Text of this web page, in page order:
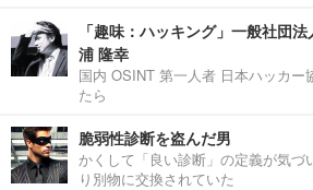
「趣味：ハッキング」一般社団
浦 隆幸
国内 OSINT 第一人者 日本ハッカー
たら
脆弱性診断を盗んだ男
かくして「良い診断」の定義が気づ
り別物に交換されていた